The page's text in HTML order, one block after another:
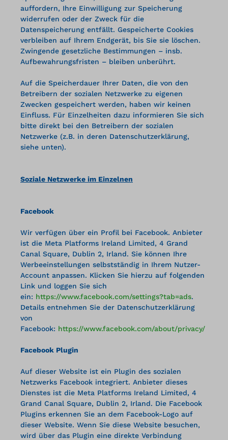
auffordern, Ihre Einwilligung zur Speicherung
widerrufen oder der Zweck für die
Datenspeicherung entfällt. Gespeicherte Cookies
verbleiben auf Ihrem Endgerät, bis Sie sie löschen.
Zwingende gesetzliche Bestimmungen – insb.
Aufbewahrungsfristen – bleiben unberührt.
Auf die Speicherdauer Ihrer Daten, die von den
Betreibern der sozialen Netzwerke zu eigenen
Zwecken gespeichert werden, haben wir keinen
Einfluss. Für Einzelheiten dazu informieren Sie sich
bitte direkt bei den Betreibern der sozialen
Netzwerke (z.B. in deren Datenschutzerklärung,
siehe unten).
Soziale Netzwerke im Einzelnen
Facebook
Wir verfügen über ein Profil bei Facebook. Anbieter
ist die Meta Platforms Ireland Limited, 4 Grand
Canal Square, Dublin 2, Irland. Sie können Ihre
Werbeeinstellungen selbstständig in Ihrem Nutzer-
Account anpassen. Klicken Sie hierzu auf folgenden
Link und loggen Sie sich
ein: https://www.facebook.com/settings?tab=ads.
Details entnehmen Sie der Datenschutzerklärung
von
Facebook: https://www.facebook.com/about/privacy/
Facebook Plugin
Auf dieser Website ist ein Plugin des sozialen
Netzwerks Facebook integriert. Anbieter dieses
Dienstes ist die Meta Platforms Ireland Limited, 4
Grand Canal Square, Dublin 2, Irland. Die Facebook
Plugins erkennen Sie an dem Facebook-Logo auf
dieser Website. Wenn Sie diese Website besuchen,
wird über das Plugin eine direkte Verbindung